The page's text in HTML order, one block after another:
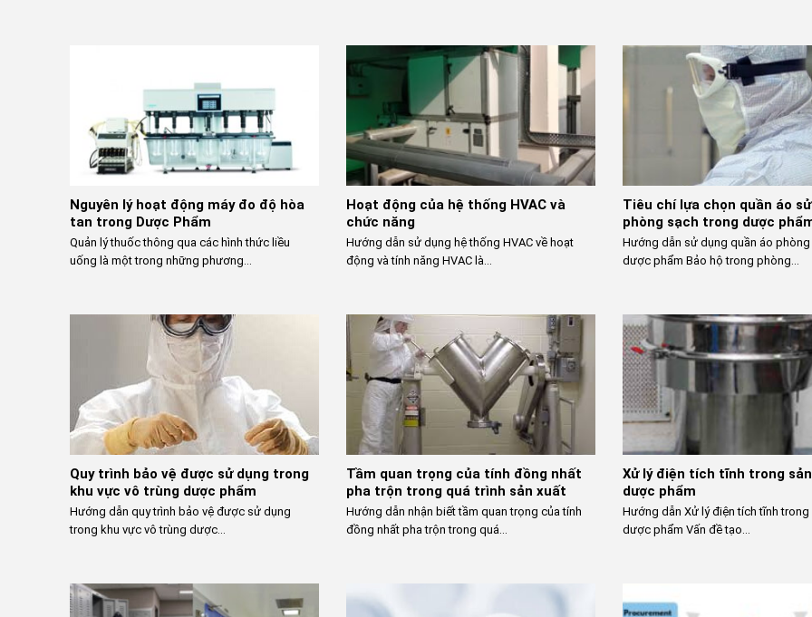
Nguyên lý hoạt động máy đo độ hòa
tan trong Dược Phẩm
Quản lý thuốc thông qua các hình thức liều
uống là một trong những phương...
Hoạt động của hệ thống HVAC và
chức năng
Hướng dẫn sử dụng hệ thống HVAC về hoạt
động và tính năng HVAC là...
Tiêu chí lựa chọn quần áo
phòng sạch trong dược
Hướng dẫn sử dụng quần áo
dược phẩm Bảo hộ trong phòng...
Quy trình bảo vệ được sử dụng trong
khu vực vô trùng dược phẩm
Hướng dẫn quy trình bảo vệ được sử dụng
trong khu vực vô trùng dược...
Tầm quan trọng của tính đồng nhất
pha trộn trong quá trình sản xuất
Hướng dẫn nhận biết tầm quan trọng của tính
đồng nhất pha trộn trong quá...
Xử lý điện tích tĩnh trong
dược phẩm
Hướng dẫn Xử lý điện tích tĩnh trong
dược phẩm Vấn đề tạo...